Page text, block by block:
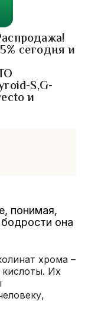
сегодня и
S,G-
и
понимая,
она
хрома –
Их